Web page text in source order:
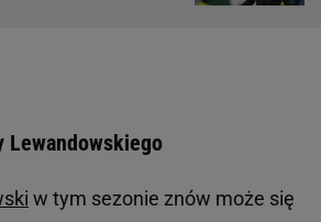
Lewandowskiego
w tym sezonie znów może się